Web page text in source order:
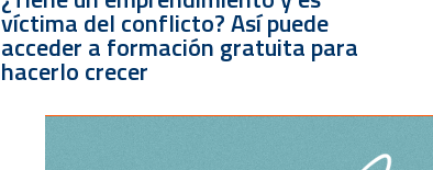
víctima del conflicto? Así puede
acceder a formación gratuita para
hacerlo crecer